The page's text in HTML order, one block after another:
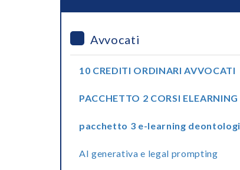
Avvocati
10 CREDITI ORDINARI AVVOCATI
PACCHETTO 2 CORSI
pacchetto 3 e-learning
AI generativa e legal prompting